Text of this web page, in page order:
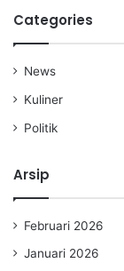
Categories
News
Kuliner
Politik
Arsip
Februari 2026
Januari 2026